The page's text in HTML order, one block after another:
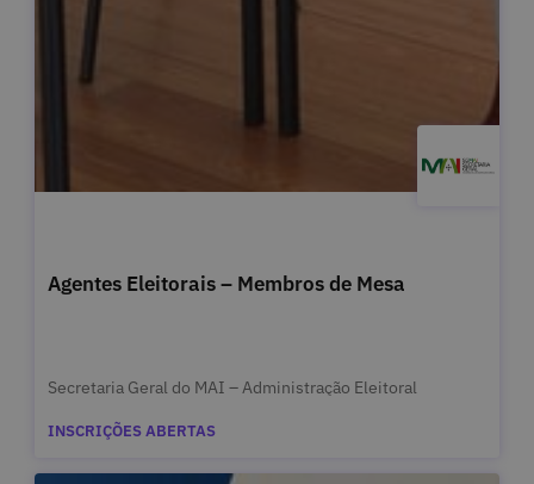
Agentes Eleitorais – Membros de Mesa
Secretaria Geral do MAI – Administração Eleitoral
INSCRIÇÕES ABERTAS